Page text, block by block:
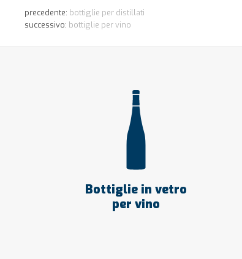
precedente: bottiglie per distillati
successivo: bottiglie per vino
Bottiglie in vetro
per vino